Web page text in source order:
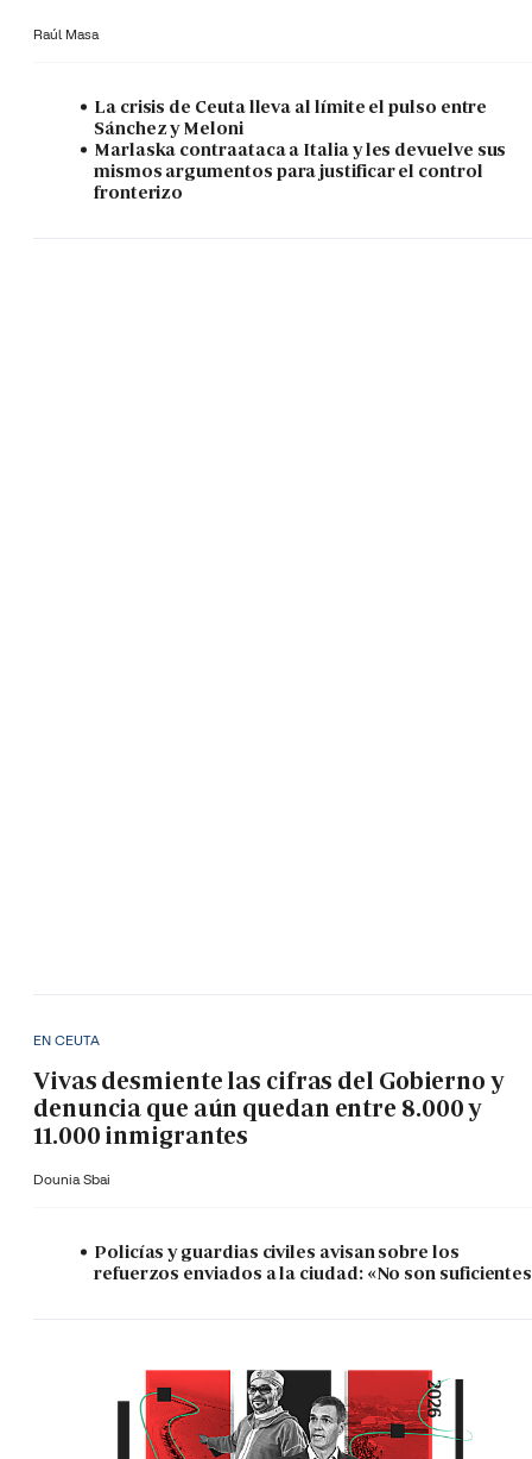
Raúl Masa
La crisis de Ceuta lleva al límite el pulso entre
Sánchez y Meloni
Marlaska contraataca a Italia y les devuelve sus
mismos argumentos para justificar el control
fronterizo
EN CEUTA
Vivas desmiente las cifras del Gobierno y
denuncia que aún quedan entre 8.000 y
11.000 inmigrantes
Dounia Sbai
Policías y guardias civiles avisan sobre los
refuerzos enviados a la ciudad: «No son